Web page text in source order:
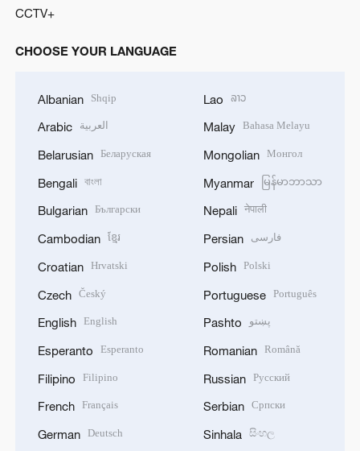
CCTV+
CHOOSE YOUR LANGUAGE
Albanian Shqip
Arabic العربية
Belarusian Беларуская
Bengali বাংলা
Bulgarian Български
Cambodian ខ្មែរ
Croatian Hrvatski
Czech Český
English English
Esperanto Esperanto
Filipino Filipino
French Français
German Deutsch
Lao ລາວ
Malay Bahasa Melayu
Mongolian Монгол
Myanmar မြန်မာဘာသာ
Nepali नेपाली
Persian فارسی
Polish Polski
Portuguese Português
Pashto پښتو
Romanian Română
Russian Русский
Serbian Српски
Sinhala සිංහල